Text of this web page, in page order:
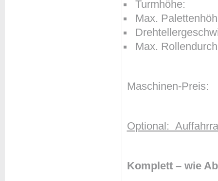
Max.
Max.
Optional:
Komplett –